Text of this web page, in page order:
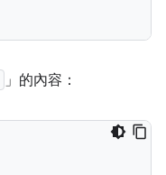
」的內容：